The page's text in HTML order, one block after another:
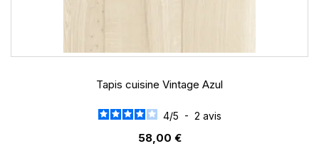
Tapis cuisine Vintage Azul
4/5 - 2 avis
58,00 €